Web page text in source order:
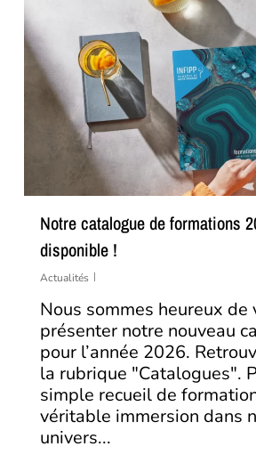
Notre catalogue de formations
disponible !
Actualités
Nous sommes heureux de
présenter notre nouveau
pour l’année 2026.
la rubrique "Catalogues".
simple recueil de
véritable immersion dans
univers...